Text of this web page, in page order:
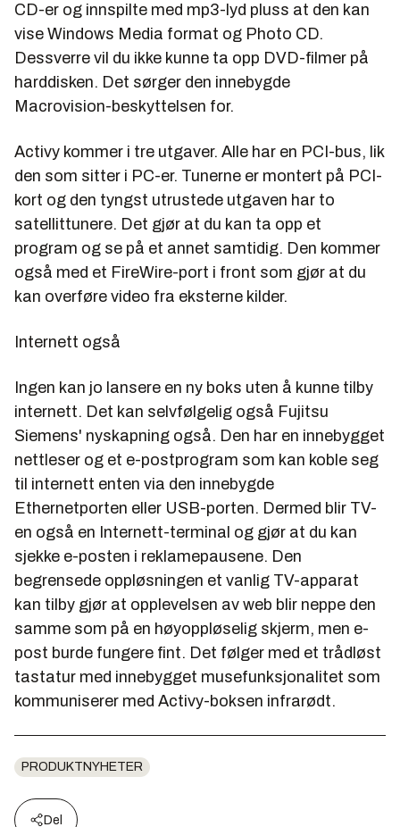
CD-er og innspilte med mp3-lyd pluss at den kan
vise Windows Media format og Photo CD.
Dessverre vil du ikke kunne ta opp DVD-filmer på
harddisken. Det sørger den innebygde
Macrovision-beskyttelsen for.
Activy kommer i tre utgaver. Alle har en PCI-bus, lik
den som sitter i PC-er. Tunerne er montert på PCI-
kort og den tyngst utrustede utgaven har to
satellittunere. Det gjør at du kan ta opp et
program og se på et annet samtidig. Den kommer
også med et FireWire-port i front som gjør at du
kan overføre video fra eksterne kilder.
Internett også
Ingen kan jo lansere en ny boks uten å kunne tilby
internett. Det kan selvfølgelig også Fujitsu
Siemens' nyskapning også. Den har en innebygget
nettleser og et e-postprogram som kan koble seg
til internett enten via den innebygde
Ethernetporten eller USB-porten. Dermed blir TV-
en også en Internett-terminal og gjør at du kan
sjekke e-posten i reklamepausene. Den
begrensede oppløsningen et vanlig TV-apparat
kan tilby gjør at opplevelsen av web blir neppe den
samme som på en høyoppløselig skjerm, men e-
post burde fungere fint. Det følger med et trådløst
tastatur med innebygget musefunksjonalitet som
kommuniserer med Activy-boksen infrarødt.
PRODUKTNYHETER
Del